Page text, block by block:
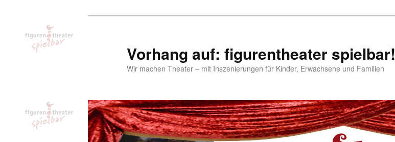
Inhalt
wechseln
Vorhang auf: figurentheater spielbar!
Wir machen Theater – mit Inszenierungen für Kinder, Erwachsene und Familien